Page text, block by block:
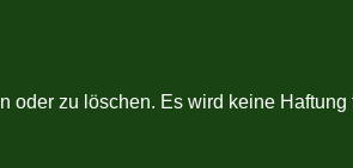
oder zu löschen. Es wird keine Haftung